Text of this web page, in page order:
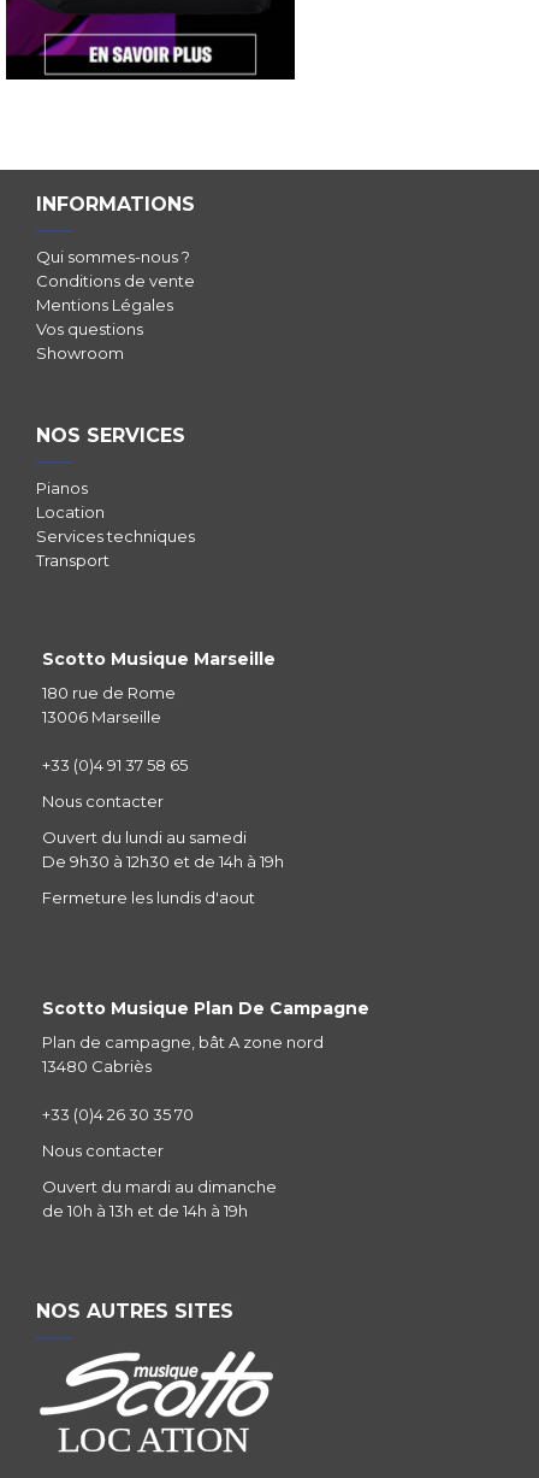
INFORMATIONS
Qui sommes-nous ?
Conditions de vente
Mentions Légales
Vos questions
Showroom
NOS SERVICES
Pianos
Location
Services techniques
Transport
Scotto Musique Marseille
180 rue de Rome
13006 Marseille
+33 (0)4 91 37 58 65
Nous contacter
Ouvert du lundi au samedi
De 9h30 à 12h30 et de 14h à 19h
Fermeture les lundis d'aout
Scotto Musique Plan De Campagne
Plan de campagne, bât A zone nord
13480 Cabriès
+33 (0)4 26 30 35 70
Nous contacter
Ouvert du mardi au dimanche
de 10h à 13h et de 14h à 19h
NOS AUTRES SITES